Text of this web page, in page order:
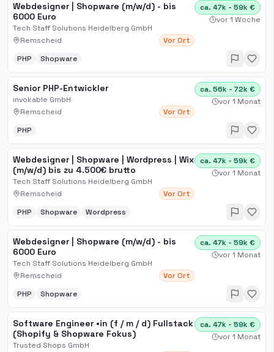
Webdesigner | Shopware (m/w/d) - bis
6000 Euro
Tech Staff Solutions Heidelberg GmbH
Remscheid
Vor Ort
ca. 47k - 59k €
vor 1 Woche
PHP Shopware
Senior PHP-Entwickler
invokable GmbH
Remscheid
Vor Ort
ca. 56k - 72k €
vor 1 Monat
PHP
Webdesigner | Shopware | Wordpress | Wix
(m/w/d) bis zu 4.500€ brutto
Tech Staff Solutions Heidelberg GmbH
Remscheid
Vor Ort
ca. 47k - 59k €
vor 1 Monat
PHP Shopware Wordpress
Webdesigner | Shopware (m/w/d) - bis
6000 Euro
Tech Staff Solutions Heidelberg GmbH
Remscheid
Vor Ort
ca. 47k - 59k €
vor 1 Monat
PHP Shopware
Software Engineer •in (f / m / d) Fullstack
(Shopify & Shopware Fokus)
Trusted Shops GmbH
ca. 47k - 59k €
vor 1 Monat